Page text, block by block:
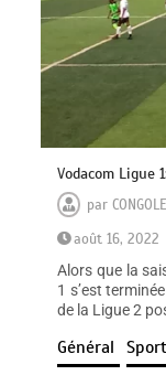
Vodacom Ligue
par
août 16, 2022
Alors que la
1 s’est
de la Ligue 2
Général